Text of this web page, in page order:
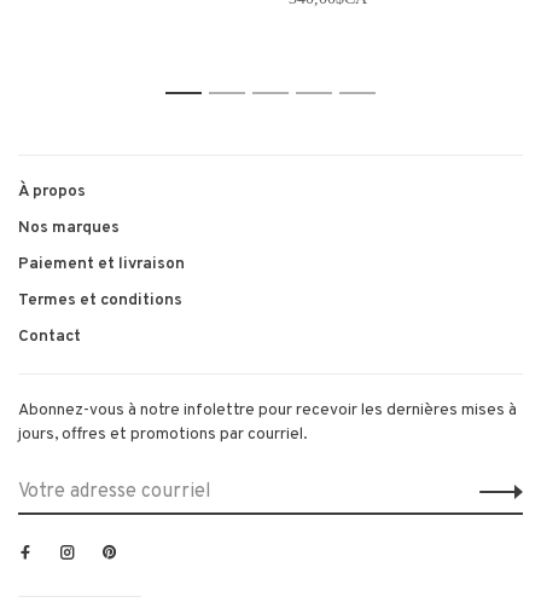
1 2 3 4 5
À propos
Nos marques
Paiement et livraison
Termes et conditions
Contact
Abonnez-vous à notre infolettre pour recevoir les dernières mises à
jours, offres et promotions par courriel.